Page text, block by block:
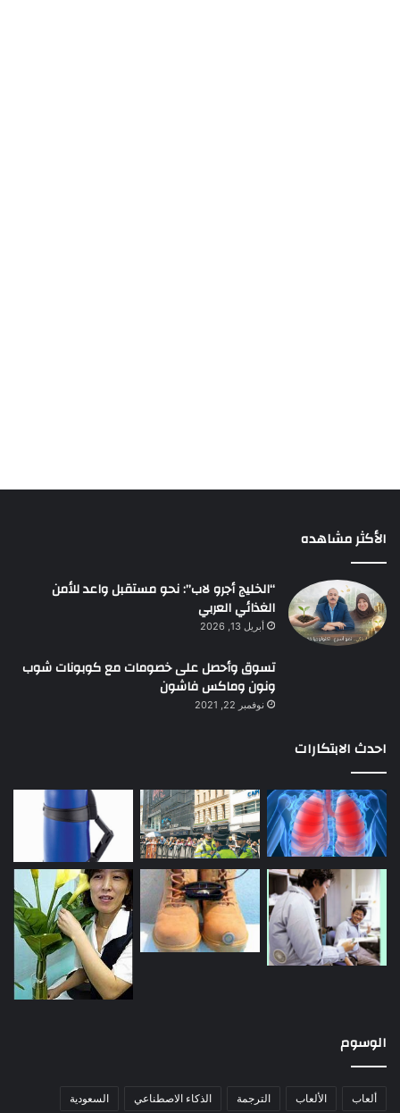
الأكثر مشاهده
“الخليج أجرو لاب”: نحو مستقبل واعد للأمن
الغذائي العربي
أبريل 13, 2026
تسوق وأحصل على خصومات مع كوبونات شوب
ونون وماكس فاشون
نوفمبر 22, 2021
احدث الابتكارات
الوسوم
ألعاب الألعاب الترجمة الذكاء الاصطناعي السعودية